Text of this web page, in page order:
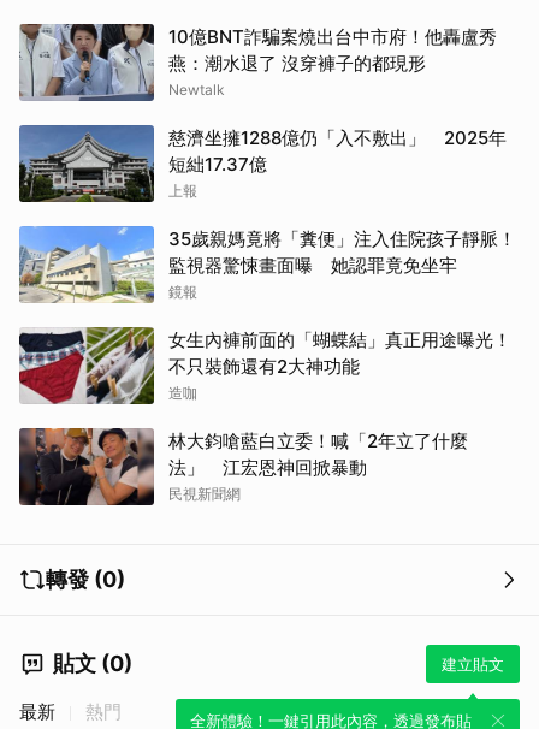
10億BNT詐騙案燒出台中市府！他轟盧秀
燕：潮水退了 沒穿褲子的都現形
Newtalk
慈濟坐擁1288億仍「入不敷出」 2025年
短絀17.37億
上報
35歲親媽竟將「糞便」注入住院孩子靜脈！
監視器驚悚畫面曝 她認罪竟免坐牢
鏡報
女生內褲前面的「蝴蝶結」真正用途曝光！
不只裝飾還有2大神功能
造咖
林大鈞嗆藍白立委！喊「2年立了什麼
法」 江宏恩神回掀暴動
民視新聞網
轉發 (0)
貼文 (0) 建立貼文
全新體驗！一鍵引用此內容，透過發布貼
最新 熱門